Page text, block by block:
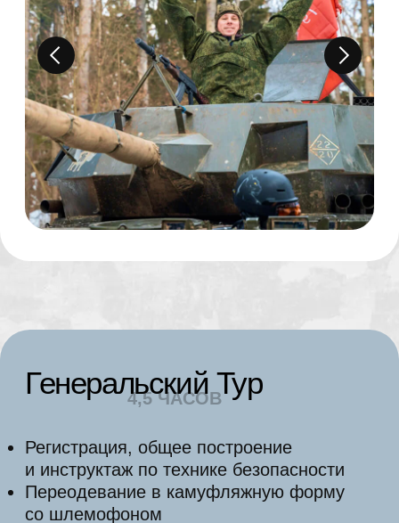
от 135000r
ЗА 1 ЧЕЛОВЕКА
КУПИТЬ ТУР